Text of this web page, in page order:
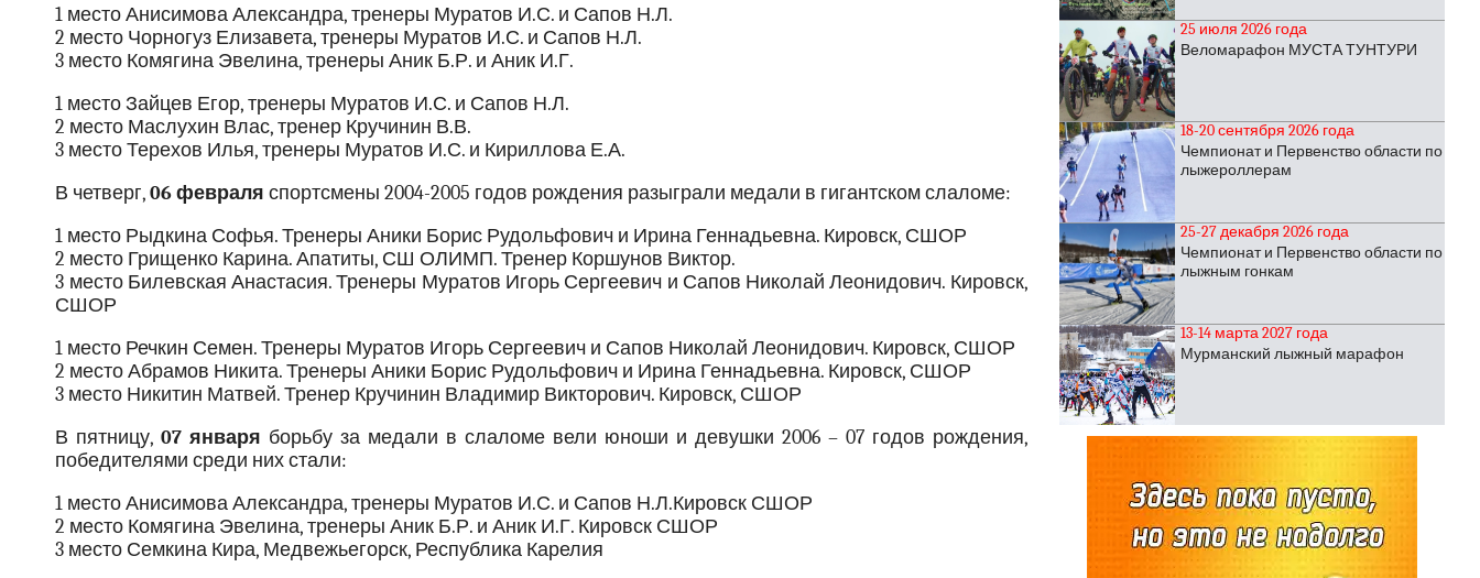
1 место Анисимова Александра, тренеры Муратов И.С. и Сапов Н.Л.
2 место Чорногуз Елизавета, тренеры Муратов И.С. и Сапов Н.Л.
3 место Комягина Эвелина, тренеры Аник Б.Р. и Аник И.Г.
1 место Зайцев Егор, тренеры Муратов И.С. и Сапов Н.Л.
2 место Маслухин Влас, тренер Кручинин В.В.
3 место Терехов Илья, тренеры Муратов И.С. и Кириллова Е.А.
В четверг,06 февраля спортсмены 2004-2005 годов рождения разыграли медали в гигантском слаломе:
1 место Рыдкина Софья. Тренеры Аники Борис Рудольфович и Ирина Геннадьевна. Кировск, СШОР
2 место Грищенко Карина. Апатиты, СШ ОЛИМП. Тренер Коршунов Виктор.
3 место Билевская Анастасия. Тренеры Муратов Игорь Сергеевич и Сапов Николай Леонидович. Кировск,
СШОР
1 место Речкин Семен. Тренеры Муратов Игорь Сергеевич и Сапов Николай Леонидович. Кировск, СШОР
2 место Абрамов Никита. Тренеры Аники Борис Рудольфович и Ирина Геннадьевна. Кировск, СШОР
3 место Никитин Матвей. Тренер Кручинин Владимир Викторович. Кировск, СШОР
В пятницу,07 января борьбу за медали в слаломе вели юноши и девушки 2006 – 07 годов рождения,
победителями среди них стали:
1 место Анисимова Александра, тренеры Муратов И.С. и Сапов Н.Л.Кировск СШОР
2 место Комягина Эвелина, тренеры Аник Б.Р. и Аник И.Г. Кировск СШОР
3 место Семкина Кира, Медвежьегорск, Республика Карелия
25 июля 2026 года
Веломарафон МУСТА ТУНТУРИ
18-20 сентября 2026 года
Чемпионат и Первенство области по
лыжероллерам
25-27 декабря 2026 года
Чемпионат и Первенство области по
лыжным гонкам
13-14 марта 2027 года
Мурманский лыжный марафон